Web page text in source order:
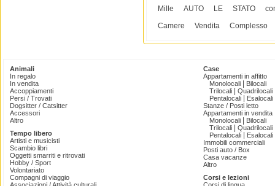
Mille AUTO LE STATO
Camere
Vendita Complesso
Animali
In regalo
In vendita
Accoppiamenti
Persi / Trovati
Dogsitter / Catsitter
Accessori
Altro
Tempo libero
Artisti e musicisti
Scambio libri
Oggetti smarriti e ritrovati
Hobby / Sport
Volontariato
Compagni di viaggio
Case
Appartamenti in affitto
Monolocali
Bilocali
Trilocali
Quadrilocali
Pentalocali
Esalocali
Stanze / Posti letto
Appartamenti in vendita
Monolocali
Bilocali
Trilocali
Quadrilocali
Pentalocali
Esalocali
Immobili commerciali
Posti auto / Box
Casa vacanze
Altro
Corsi e lezioni